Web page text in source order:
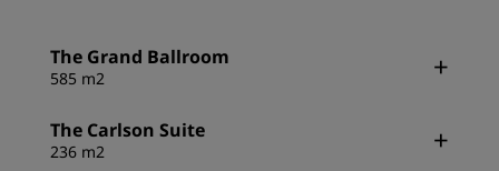
The Grand Ballroom
585 m2
The Carlson Suite
236 m2